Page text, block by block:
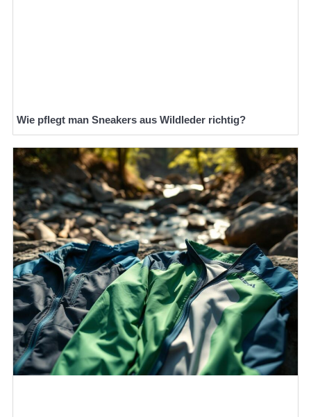
Wie pflegt man Sneakers aus Wildleder richtig?